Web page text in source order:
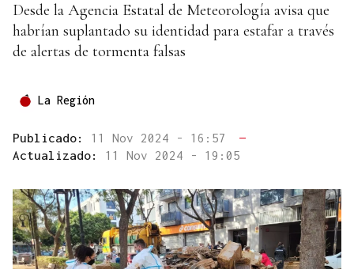
Desde la Agencia Estatal de Meteorología avisa que
habrían suplantado su identidad para estafar a través
de alertas de tormenta falsas
La Región
Publicado: 11 Nov 2024 - 16:57
—
Actualizado: 11 Nov 2024 - 19:05